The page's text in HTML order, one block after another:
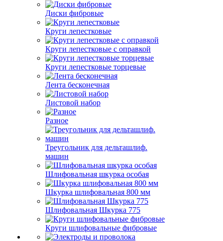
Диски фибровые
Круги лепестковые
Круги лепестковые с оправкой
Круги лепестковые торцевые
Лента бесконечная
Листовой набор
Разное
Треугольник для дельташлиф.
машин
Шлифовальная шкурка особая
Шкурка шлифовальная 800 мм
Шлифовальная Шкурка 775
Круги шлифовальные фибровые